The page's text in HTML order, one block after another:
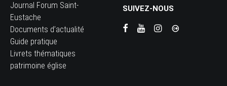
Journal Forum Saint-
Eustache
Documents d’actualité
Guide pratique
Livrets thématiques
patrimoine église
SUIVEZ-NOUS